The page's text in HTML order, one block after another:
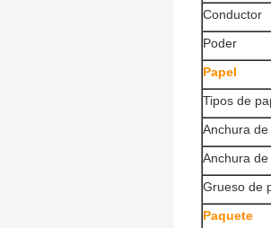
Conductor
Poder
Papel
Tipos de
Anchura
Anchura
Grueso de
Paquete